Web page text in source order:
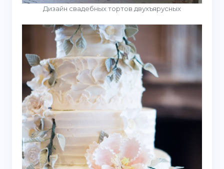
Дизайн свадебных тортов двухъярусных